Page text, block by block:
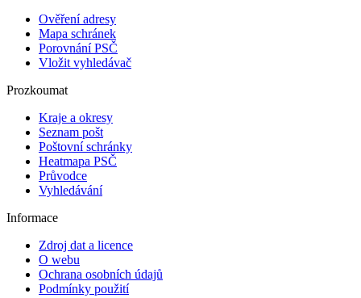
Ověření adresy
Mapa schránek
Porovnání PSČ
Vložit vyhledávač
Prozkoumat
Kraje a okresy
Seznam pošt
Poštovní schránky
Heatmapa PSČ
Průvodce
Vyhledávání
Informace
Zdroj dat a licence
O webu
Ochrana osobních údajů
Podmínky použití